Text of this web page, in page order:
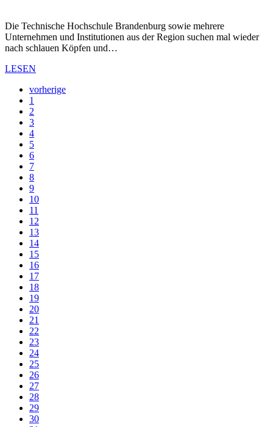
Die Technische Hochschule Brandenburg sowie mehrere
Unternehmen und Institutionen aus der Region suchen mal wieder
nach schlauen Köpfen und…
LESEN
vorherige
1
2
3
4
5
6
7
8
9
10
11
12
13
14
15
16
17
18
19
20
21
22
23
24
25
26
27
28
29
30